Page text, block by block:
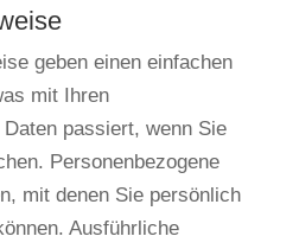
geben einen einfachen
mit Ihren
passiert, wenn Sie
Personenbezogene
mit denen Sie persönlich
Ausführliche